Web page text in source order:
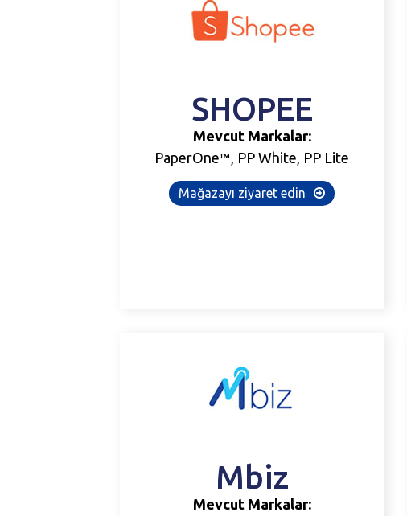
SHOPEE
Mevcut Markalar:
PaperOne™, PP White, PP Lite
Mağazayı ziyaret edin
Mbiz
Mevcut Markalar: